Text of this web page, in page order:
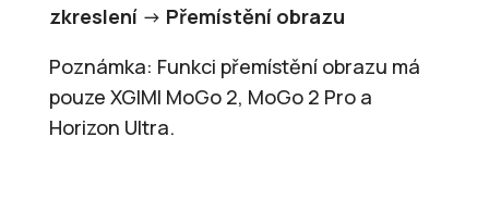
zkreslení-> Přemístění obrazu
Poznámka: Funkci přemístění obrazu má
pouze XGIMI MoGo 2, MoGo 2 Pro a
Horizon Ultra.